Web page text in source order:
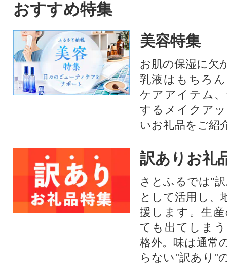
おすすめ特集
美容特集
お肌の保湿に欠
乳液はもちろ
ケアアイテム
するメイクア
いお礼品をご紹
訳ありお礼
さとふるでは"
として活用し、
援します。⽣
ても出てしま
格外。味は通常
らない"訳あり"